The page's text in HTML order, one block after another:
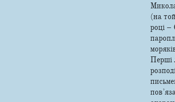
(на
році –
Перші